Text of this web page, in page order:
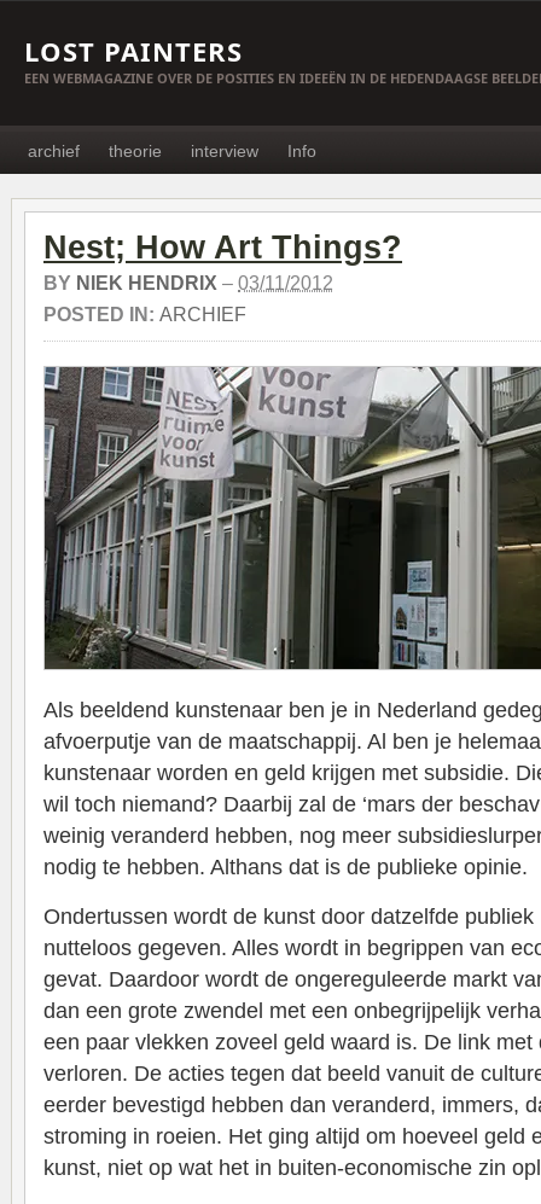
LOST PAINTERS
EEN WEBMAGAZINE OVER DE POSITIES EN IDEEËN IN DE HEDENDAAGSE
archief theorie interview Info
Nest; How Art Things?
BY NIEK HENDRIX – 03/11/2012
POSTED IN: ARCHIEF
Als beeldend kunstenaar ben je in Nederland
afvoerputje van de maatschappij. Al ben je
kunstenaar worden en geld krijgen met subsidie.
wil toch niemand? Daarbij zal de ‘mars der
weinig veranderd hebben, nog meer
nodig te hebben. Althans dat is de publieke opinie.
Ondertussen wordt de kunst door datzelfde
nutteloos gegeven. Alles wordt in begrippen van
gevat. Daardoor wordt de ongereguleerde markt
dan een grote zwendel met een onbegrijpelijk
een paar vlekken zoveel geld waard is. De link
verloren. De acties tegen dat beeld vanuit de
eerder bevestigd hebben dan veranderd, immers,
stroming in roeien. Het ging altijd om hoeveel geld
kunst, niet op wat het in buiten-economische zin